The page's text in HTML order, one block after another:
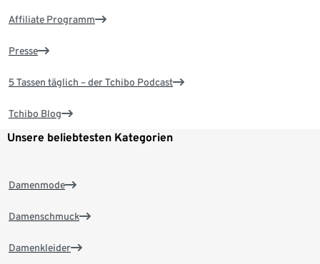
Affiliate Programm
Presse
5 Tassen täglich – der Tchibo Podcast
Tchibo Blog
Unsere beliebtesten Kategorien
Damenmode
Damenschmuck
Damenkleider